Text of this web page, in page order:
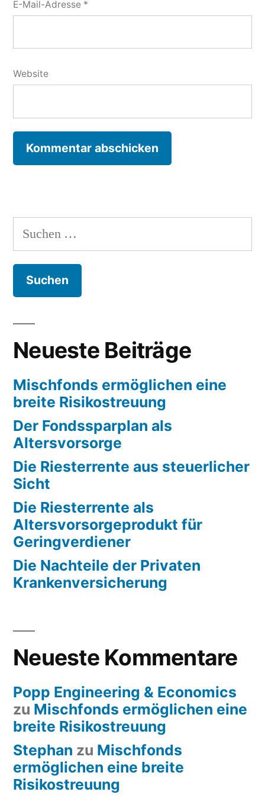
E-Mail-Adresse *
Website
Suchen
nach:
Neueste Beiträge
Mischfonds ermöglichen eine
breite Risikostreuung
Der Fondssparplan als
Altersvorsorge
Die Riesterrente aus steuerlicher
Sicht
Die Riesterrente als
Altersvorsorgeprodukt für
Geringverdiener
Die Nachteile der Privaten
Krankenversicherung
Neueste Kommentare
Popp Engineering & Economics
zu Mischfonds ermöglichen eine
breite Risikostreuung
Stephan zu Mischfonds
ermöglichen eine breite
Risikostreuung